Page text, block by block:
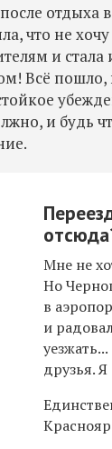
отдыха
что не
и стала
Всё пошло,
и будь
Мне не
Но
в
и
уезжать...
друзья.